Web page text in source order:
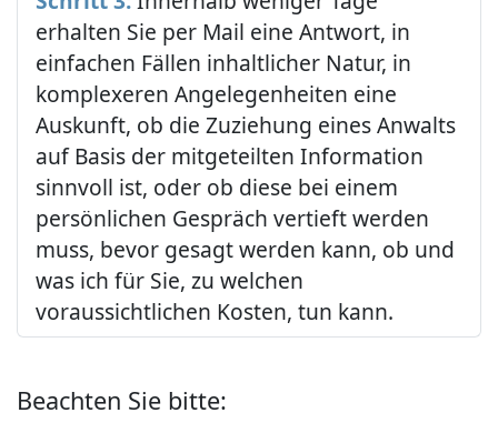
erhalten Sie per Mail eine Antwort, in
einfachen Fällen inhaltlicher Natur, in
komplexeren Angelegenheiten eine
Auskunft, ob die Zuziehung eines Anwalts
auf Basis der mitgeteilten Information
sinnvoll ist, oder ob diese bei einem
persönlichen Gespräch vertieft werden
muss, bevor gesagt werden kann, ob und
was ich für Sie, zu welchen
voraussichtlichen Kosten, tun kann.
Beachten Sie bitte: